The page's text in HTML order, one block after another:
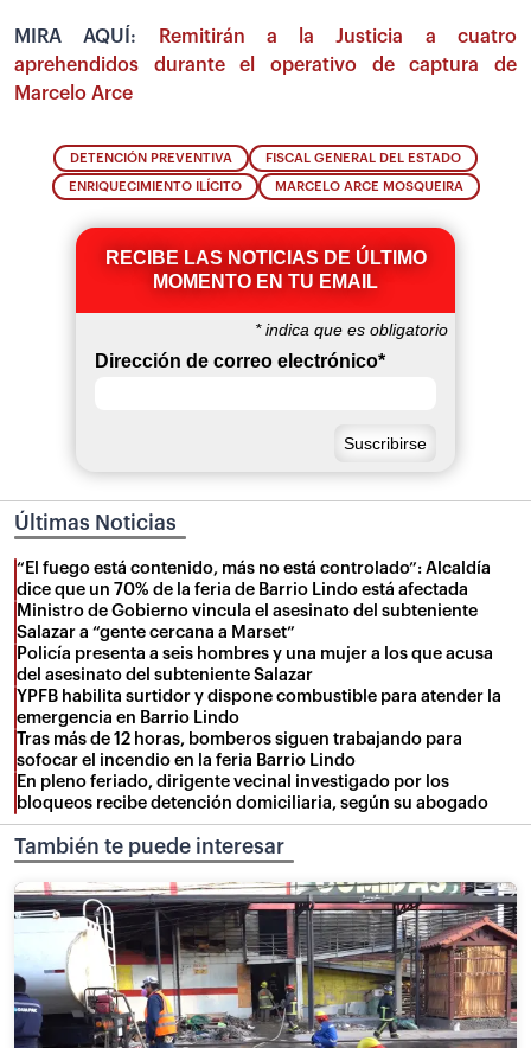
MIRA AQUÍ:
Remitirán a la Justicia a cuatro
aprehendidos durante el operativo de captura de
Marcelo Arce
DETENCIÓN PREVENTIVA FISCAL GENERAL DEL ESTADO
ENRIQUECIMIENTO ILÍCITO MARCELO ARCE MOSQUEIRA
RECIBE LAS NOTICIAS DE ÚLTIMO
MOMENTO EN TU EMAIL
*indica que es obligatorio
Dirección de correo electrónico*
Últimas Noticias
“El fuego está contenido, más no está controlado”: Alcaldía
dice que un 70% de la feria de Barrio Lindo está afectada
Ministro de Gobierno vincula el asesinato del subteniente
Salazar a “gente cercana a Marset”
Policía presenta a seis hombres y una mujer a los que acusa
del asesinato del subteniente Salazar
YPFB habilita surtidor y dispone combustible para atender la
emergencia en Barrio Lindo
Tras más de 12 horas, bomberos siguen trabajando para
sofocar el incendio en la feria Barrio Lindo
En pleno feriado, dirigente vecinal investigado por los
bloqueos recibe detención domiciliaria, según su abogado
También te puede interesar